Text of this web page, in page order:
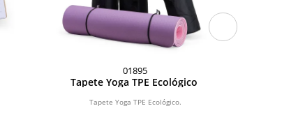
01895
Tapete Yoga TPE Ecológico
Tapete Yoga TPE Ecológico.